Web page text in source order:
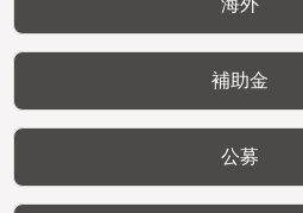
海外
補助金
公募